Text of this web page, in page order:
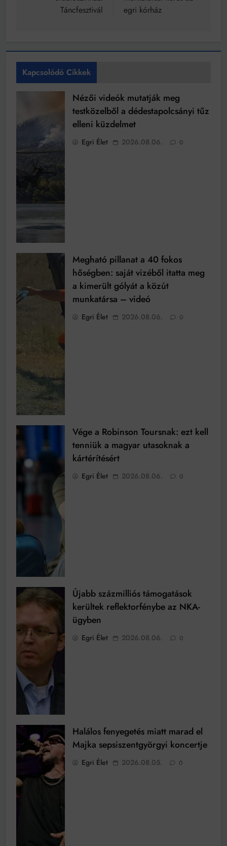
Táncfesztivál
egri kórház
Kapcsolódó Cikkek
Nézői videók mutatják meg
testközelből a dédestapolcsányi tűz
elleni küzdelmet
Egri Élet 2026.08.06. 0
Megható pillanat a 40 fokos
hőségben: saját vizéből itatta meg
a kimerült gólyát a közút
munkatársa – videó
Egri Élet 2026.08.06. 0
Vége a Robinson Toursnak: ezt kell
tenniük a magyar utasoknak a
kártérítésért
Egri Élet 2026.08.06. 0
Újabb százmilliós támogatások
kerültek reflektorfénybe az NKA-
ügyben
Egri Élet 2026.08.06. 0
Halálos fenyegetés miatt marad el
Majka sepsiszentgyörgyi koncertje
Egri Élet 2026.08.05. 0